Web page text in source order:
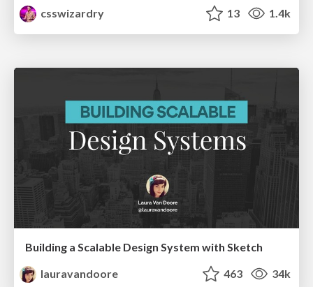
csswizardry
13 1.4k
Building a Scalable Design System with Sketch
lauravandoore
463 34k